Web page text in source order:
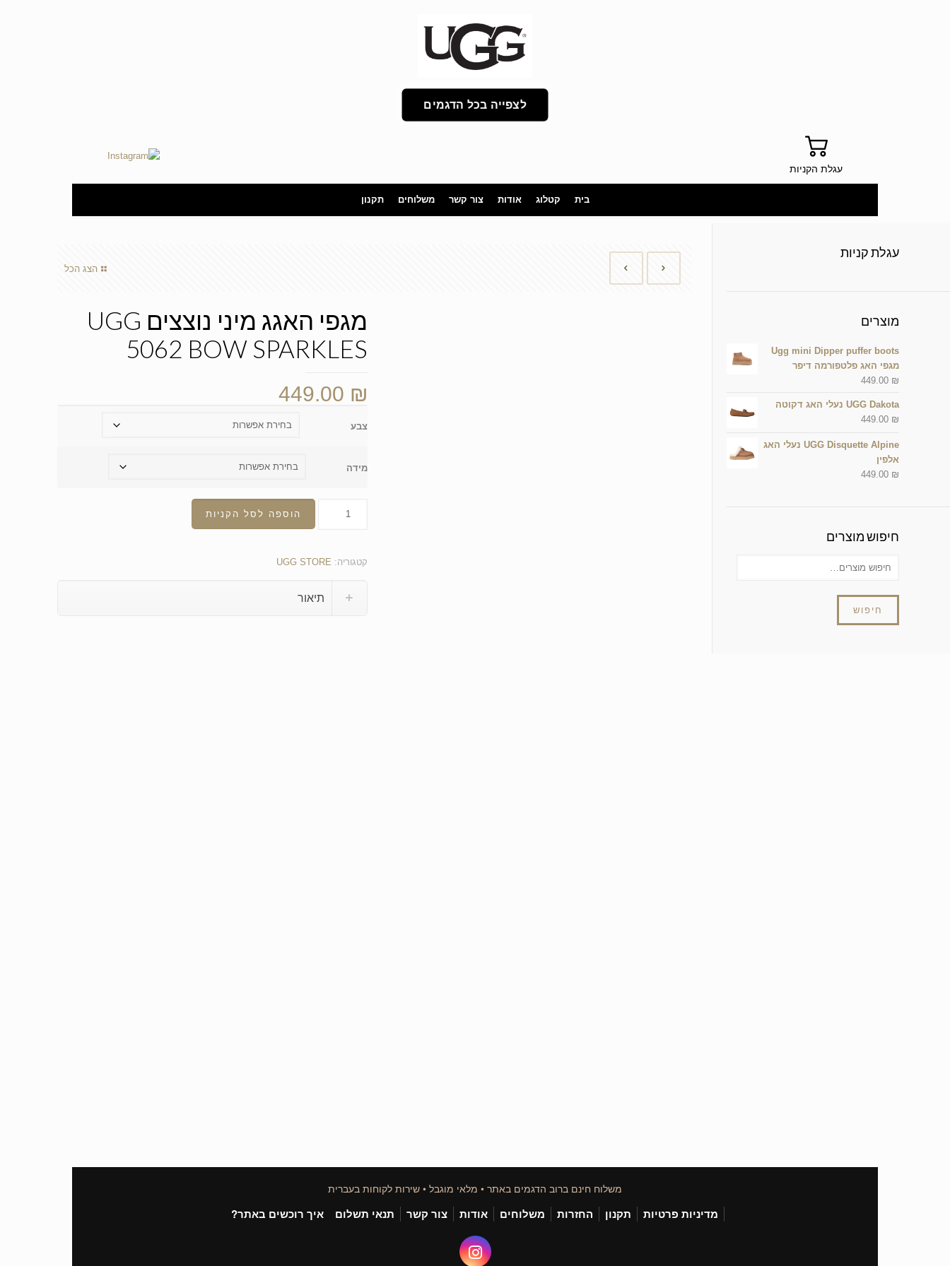
לצפייה בכל הדגמים
עגלת הקניות
בית קטלוג אודות צור קשר משלוחים תקנון
הצג הכל
מגפי האגג מיני נוצצים UGG
5062 BOW SPARKLES
449.00 ₪
צבע
מידה
הוספה לסל הקניות
קטגוריה: UGG STORE
תיאור
עגלת קניות
מוצרים
Ugg mini Dipper puffer boots
מגפי האג פלטפורמה דיפר
449.00 ₪
UGG Dakota נעלי האג דקוטה
449.00 ₪
UGG Disquette Alpine נעלי האג
אלפין
449.00 ₪
חיפוש מוצרים
חיפוש
משלוח חינם ברוב הדגמים באתר • מלאי מוגבל • שירות לקוחות בעברית
מדיניות פרטיות תקנון החזרות משלוחים אודות צור קשר תנאי תשלום איך רוכשים באתר?